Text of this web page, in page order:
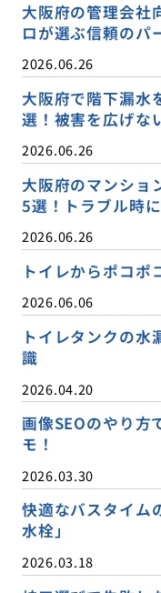
大阪府の管理会社
ロが選ぶ信頼のパ
2026.06.26
大阪府で階下漏水
選！被害を広げな
2026.06.26
大阪府のマンショ
5選！トラブル時
2026.06.26
トイレからポコポ
2026.06.06
トイレタンクの水
識
2026.04.20
画像SEOのやり方
モ！
2026.03.30
快適なバスタイム
水栓」
2026.03.18